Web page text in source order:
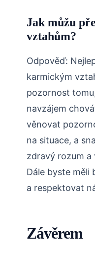
Jak můžu
vztahům?
Odpověď:
karmickým
pozornost
navzájem
věnovat
na situace, a
zdravý rozum a
Dále byste měli
a respektovat
Závěrem